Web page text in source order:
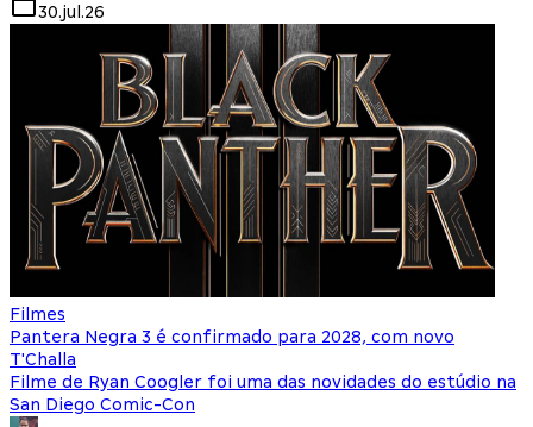
30.jul.26
Filmes
Pantera Negra 3 é confirmado para 2028, com novo
T'Challa
Filme de Ryan Coogler foi uma das novidades do estúdio na
San Diego Comic-Con